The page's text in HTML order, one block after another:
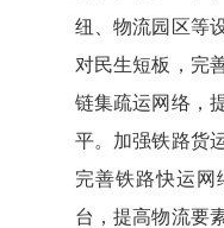
纽、物流园区等
对民生短板，完
链集疏运网络，
平。加强铁路货
完善铁路快运网
台，提高物流要